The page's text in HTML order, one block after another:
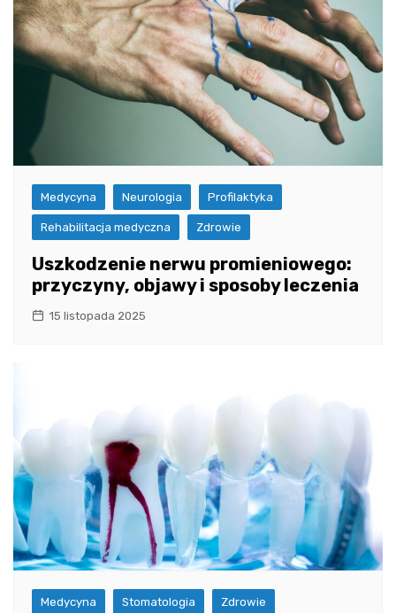
Medycyna Neurologia Profilaktyka
Rehabilitacja medyczna Zdrowie
Uszkodzenie nerwu promieniowego:
przyczyny, objawy i sposoby leczenia
15 listopada 2025
Medycyna Stomatologia Zdrowie